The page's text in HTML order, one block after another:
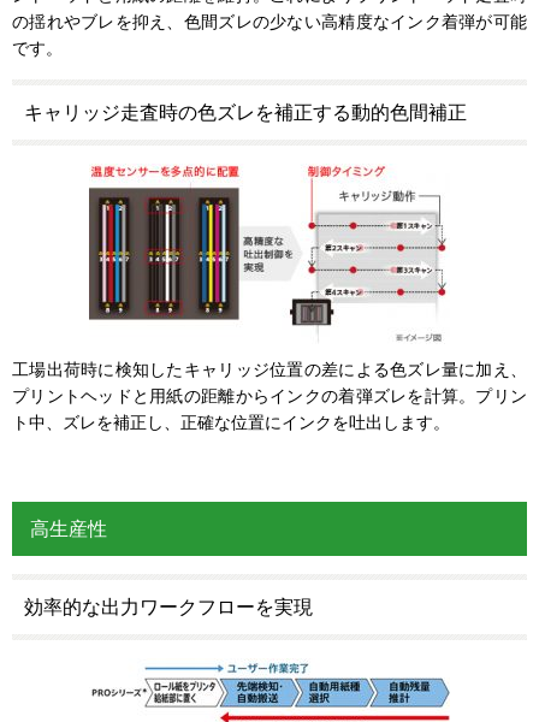
の揺れやブレを抑え、色間ズレの少ない高精度なインク着弾が可能
です。
キャリッジ走査時の色ズレを補正する動的色間補正
工場出荷時に検知したキャリッジ位置の差による色ズレ量に加え、
プリントヘッドと用紙の距離からインクの着弾ズレを計算。プリン
ト中、ズレを補正し、正確な位置にインクを吐出します。
高生産性
効率的な出力ワークフローを実現